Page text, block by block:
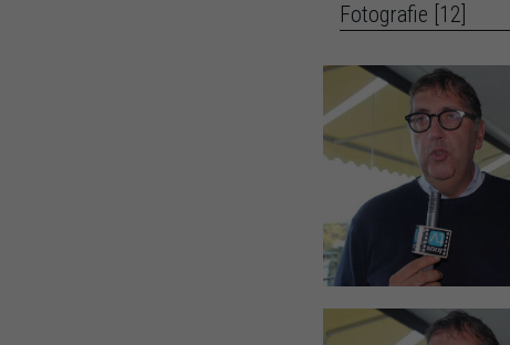
Fotografie [12]